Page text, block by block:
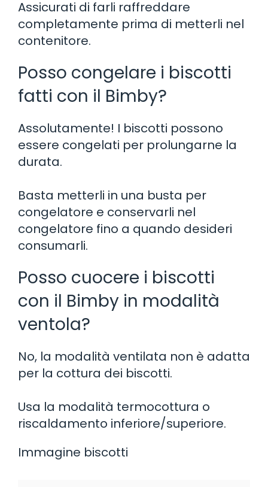
Assicurati di farli raffreddare
completamente prima di metterli nel
contenitore.
Posso congelare i biscotti
fatti con il Bimby?
Assolutamente! I biscotti possono
essere congelati per prolungarne la
durata.
Basta metterli in una busta per
congelatore e conservarli nel
congelatore fino a quando desideri
consumarli.
Posso cuocere i biscotti
con il Bimby in modalità
ventola?
No, la modalità ventilata non è adatta
per la cottura dei biscotti.
Usa la modalità termocottura o
riscaldamento inferiore/superiore.
Immagine biscotti